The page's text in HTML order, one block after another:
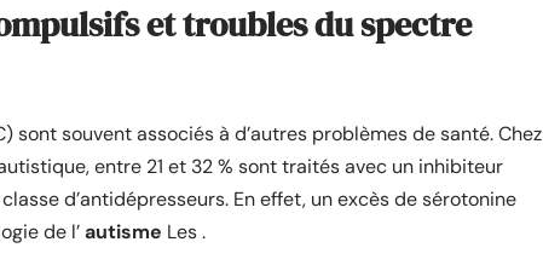
et troubles du spectre
sont souvent associés à d’autres problèmes de santé. Chez
entre 21 et 32 % sont traités avec un inhibiteur
d’antidépresseurs. En effet, un excès de sérotonine
de l’autisme Les .